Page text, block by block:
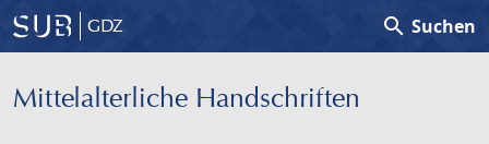
GDZ search Suchen
Mittelalterliche Handschriften